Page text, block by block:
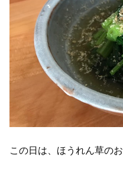
この日は、ほうれん草の